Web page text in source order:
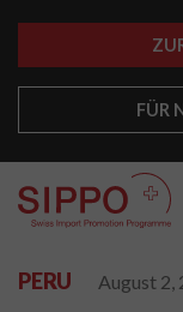
FÜR
PERU August 2,